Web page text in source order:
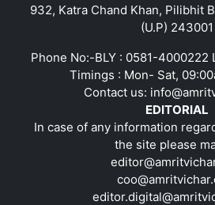
932, Katra Chand Khan, Pilibhit
(U.P) 243001
Phone No:-BLY : 0581-4000222
Timings : Mon- Sat,
Contact us:
EDITORIAL
In case of any information
the site please